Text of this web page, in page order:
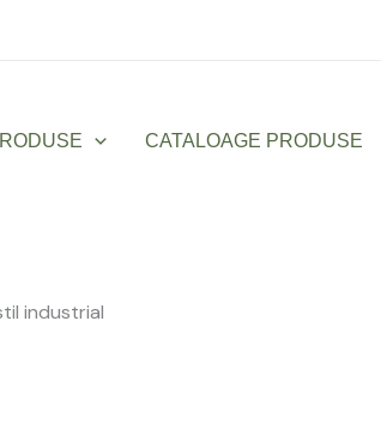
CATALOAGE PRODUSE
industrial